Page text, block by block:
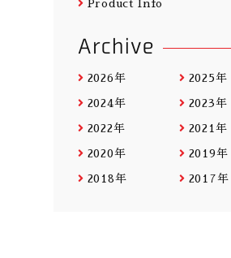
Product Info
Archive
2026年 2025年
2024年 2023年
2022年 2021年
2020年 2019年
2018年 2017年